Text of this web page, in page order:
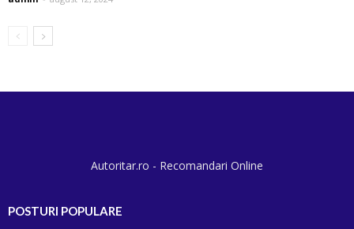
Autoritar.ro - Recomandari Online
POSTURI POPULARE